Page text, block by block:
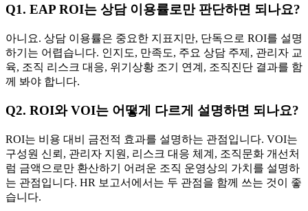
Q1. EAP ROI는 상담 이용률로만 판단하면 되나요?
아니요. 상담 이용률은 중요한 지표지만, 단독으로 ROI를 설명
하기는 어렵습니다. 인지도, 만족도, 주요 상담 주제, 관리자 교
육, 조직 리스크 대응, 위기상황 조기 연계, 조직진단 결과를 함
께 봐야 합니다.
Q2. ROI와 VOI는 어떻게 다르게 설명하면 되나요?
ROI는 비용 대비 금전적 효과를 설명하는 관점입니다. VOI는
구성원 신뢰, 관리자 지원, 리스크 대응 체계, 조직문화 개선처
럼 금액으로만 환산하기 어려운 조직 운영상의 가치를 설명하
는 관점입니다. HR 보고서에서는 두 관점을 함께 쓰는 것이 좋
습니다.